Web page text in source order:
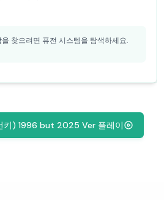
찾으려면 퓨전 시스템을 탐색하세요.
키) 1996 but 2025 Ver 플레이